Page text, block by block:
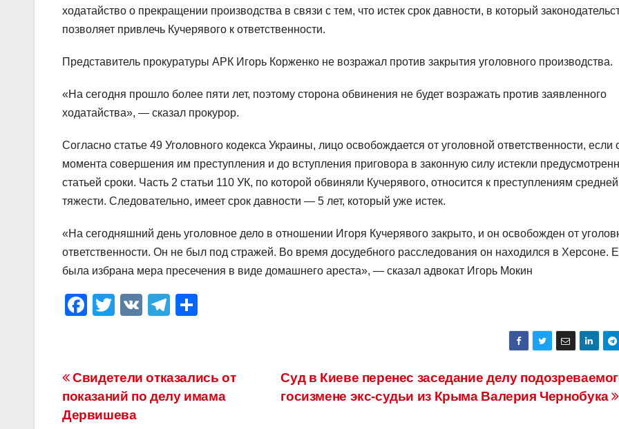
ходатайство о прекращении производства в связи с тем, что истек срок давности, в который
позволяет привлечь Кучерявого к ответственности.
Представитель прокуратуры АРК Игорь Корженко не возражал против закрытия уголовного производства.
«На сегодня прошло более пяти лет, поэтому сторона обвинения не будет возражать против заявленного
ходатайства», — сказал прокурор.
Согласно статье 49 Уголовного кодекса Украины, лицо освобождается от уголовной ответственности, если
момента совершения им преступления и до вступления приговора в законную силу истекли
статьей сроки. Часть 2 статьи 110 УК, по которой обвиняли Кучерявого, относится к преступлениям средней
тяжести. Следовательно, имеет срок давности — 5 лет, который уже истек.
«На сегодняшний день уголовное дело в отношении Игоря Кучерявого закрыто, и он освобожден от
ответственности. Он не был под стражей. Во время досудебного расследования он находился в Херсоне.
была избрана мера пресечения в виде домашнего ареста», — сказал адвокат Игорь Мокин
F
e
b
o
T
er
V
T
gr
a
а
в
Навигация
по
Суд в Киеве перенес заседание делу
госизмене экс-судьи из Крыма Валерия Чернобука
Свидетели отказались от
показаний по делу имама
Дервишева